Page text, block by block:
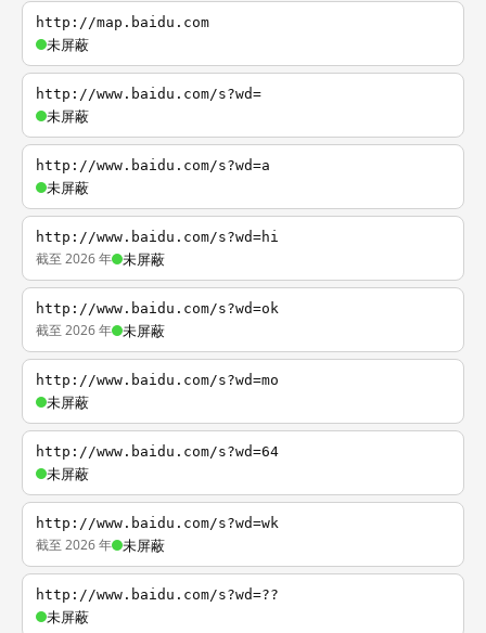
http://map.baidu.com
未屏蔽
http://www.baidu.com/s?wd=
未屏蔽
http://www.baidu.com/s?wd=a
未屏蔽
http://www.baidu.com/s?wd=hi
截至 2026 年 未屏蔽
http://www.baidu.com/s?wd=ok
截至 2026 年 未屏蔽
http://www.baidu.com/s?wd=mo
未屏蔽
http://www.baidu.com/s?wd=64
未屏蔽
http://www.baidu.com/s?wd=wk
截至 2026 年 未屏蔽
http://www.baidu.com/s?wd=??
未屏蔽